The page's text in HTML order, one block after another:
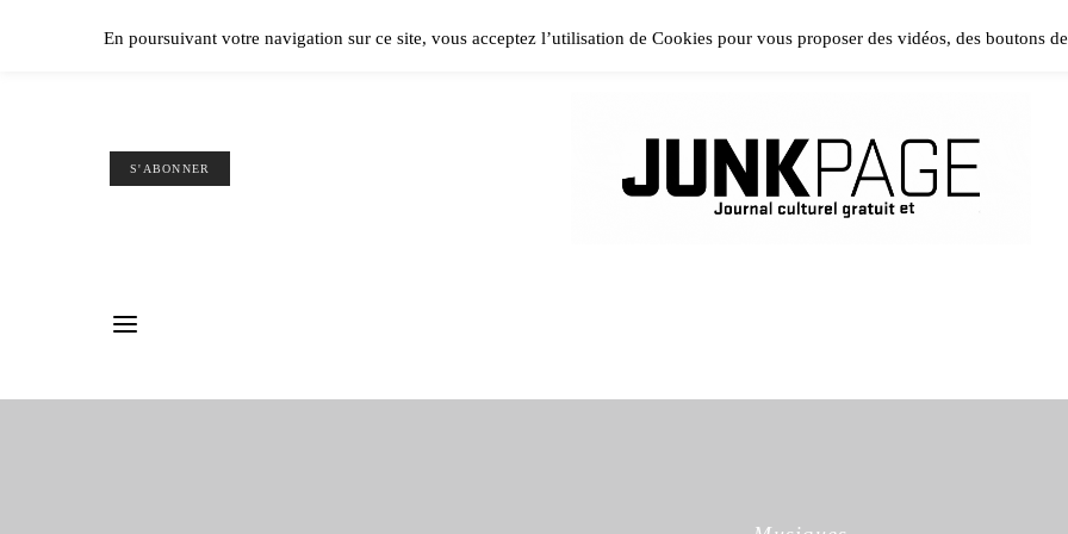
Please install and activate Powerkit plugin from Appearance →
S'ABONNER
En poursuivant votre navigation sur ce site, vous acceptez l’utilisation de Cookies pour vous proposer des vidéos, des boutons